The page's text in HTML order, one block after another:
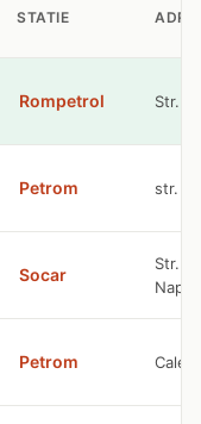
STATIE
Rompetrol Str.
Petrom str.
Socar
Str.
Petrom Calea